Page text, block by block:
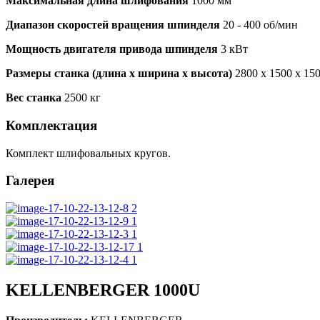
Диапазон скоростей вращения шпинделя 20 - 400 об/мин
Мощность двигателя привода шпинделя 3 кВт
Размеры станка (длина х ширина х высота) 2800 х 1500 х
Вес станка 2500 кг
Комплектация
Комплект шлифовальных кругов.
Галерея
KELLENBERGER 1000U